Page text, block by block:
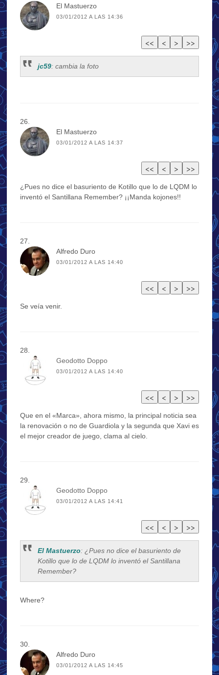
El Mastuerzo
03/01/2012 A LAS 14:36
jc59: cambia la foto
El Mastuerzo
03/01/2012 A LAS 14:37
¿Pues no dice el basuriento de Kotillo que lo de LQDM lo
inventó el Santillana Remember? ¡¡Manda kojones!!
Alfredo Duro
03/01/2012 A LAS 14:40
Se veía venir.
Geodotto Doppo
03/01/2012 A LAS 14:40
Que en el «Marca», ahora mismo, la principal noticia sea
la renovación o no de Guardiola y la segunda que Xavi es
el mejor creador de juego, clama al cielo.
Geodotto Doppo
03/01/2012 A LAS 14:41
El Mastuerzo: ¿Pues no dice el basuriento de
Kotillo que lo de LQDM lo inventó el Santillana
Remember?
Where?
Alfredo Duro
03/01/2012 A LAS 14:45